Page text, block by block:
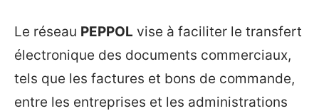
Le réseau PEPPOL vise à faciliter le transfert
électronique des documents commerciaux,
tels que les factures et bons de commande,
entre les entreprises et les administrations